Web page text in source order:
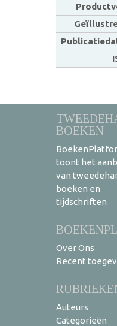
BOEKEN
toont het
van
boeken en
tijdschriften
Over Ons
Recent
Auteurs
Categorieën